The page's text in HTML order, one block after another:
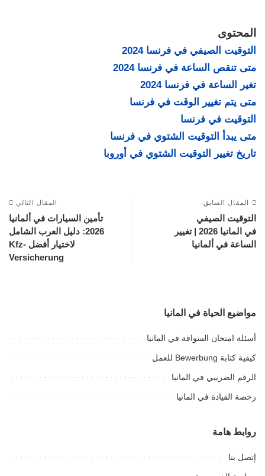
المحتوى
التوقيت الصيفي في فرنسا 2024
متى تنقص الساعة في فرنسا 2024
تغير الساعة في فرنسا 2024
متى يتم تغيير الوقت في فرنسا
التوقيت في فرنسا
متى يبدأ التوقيت الشتوي في فرنسا
تاريخ تغيير التوقيت الشتوي في أوروبا
المقال السابق
التوقيت الصيفي
في المانيا 2026 | تغيير
الساعة في ألمانيا
المقال التالي
تأمين السيارات في ألمانيا
2026: دليل العرب الشامل
لاختيار أفضل Kfz-
Versicherung
مواضيع الحياة في المانيا
أسئلة امتحان السواقة في المانيا
كيفية كتابة Bewerbung للعمل
الرقم الضريبي في المانيا
رخصة القيادة في المانيا
روابط هامة
إتصل بنا